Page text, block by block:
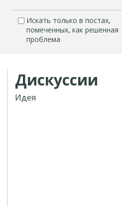
Искать только в постах,
помеченных, как решенная
проблема
Дискуссии
Идея